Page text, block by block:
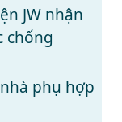
JW nhận
chống
phụ hợp